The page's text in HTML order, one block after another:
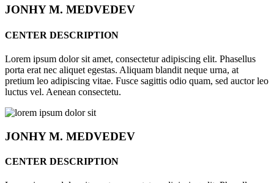
JONHYM. MEDVEDEV
CENTER DESCRIPTION
Lorem ipsum dolor sit amet, consectetur adipiscing elit. Phasellus
porta erat nec aliquet egestas. Aliquam blandit neque urna, at
pretium leo adipiscing vitae. Fusce sagittis odio quam, sed auctor leo
luctus vel. Aenean consectetu.
JONHYM. MEDVEDEV
CENTER DESCRIPTION